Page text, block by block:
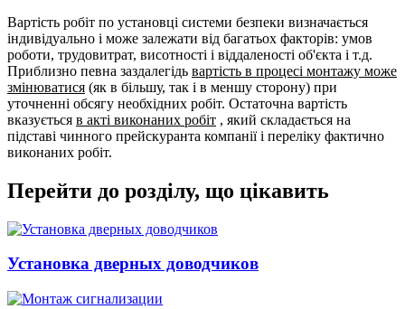
Вартість робіт по установці системи безпеки визначається
індивідуально і може залежати від багатьох факторів: умов
роботи, трудовитрат, висотності і віддаленості об'єкта і т.д.
Приблизно певна заздалегідь вартість в процесі монтажу може
змінюватися (як в більшу, так і в меншу сторону) при
уточненні обсягу необхідних робіт. Остаточна вартість
вказується в акті виконаних робіт , який складається на
підставі чинного прейскуранта компанії і переліку фактично
виконаних робіт.
Перейти до розділу, що цікавить
Установка дверных доводчиков